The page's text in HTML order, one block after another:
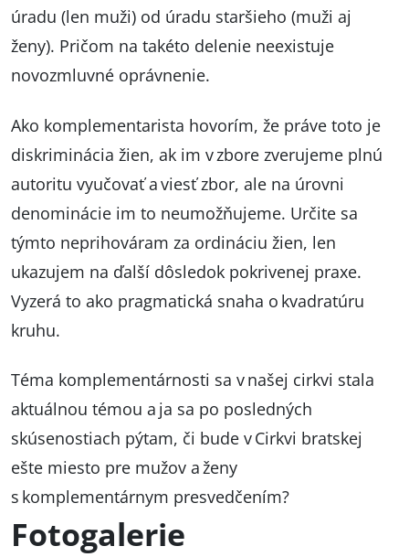
úradu (len muži) od úradu staršieho (muži aj
ženy). Pričom na takéto delenie neexistuje
novozmluvné oprávnenie.
Ako komplementarista hovorím, že práve toto je
diskriminácia žien, ak im v zbore zverujeme plnú
autoritu vyučovať a viesť zbor, ale na úrovni
denominácie im to neumožňujeme. Určite sa
týmto neprihováram za ordináciu žien, len
ukazujem na ďalší dôsledok pokrivenej praxe.
Vyzerá to ako pragmatická snaha o kvadratúru
kruhu.
Téma komplementárnosti sa v našej cirkvi stala
aktuálnou témou a ja sa po posledných
skúsenostiach pýtam, či bude v Cirkvi bratskej
ešte miesto pre mužov a ženy
s komplementárnym presvedčením?
Fotogalerie